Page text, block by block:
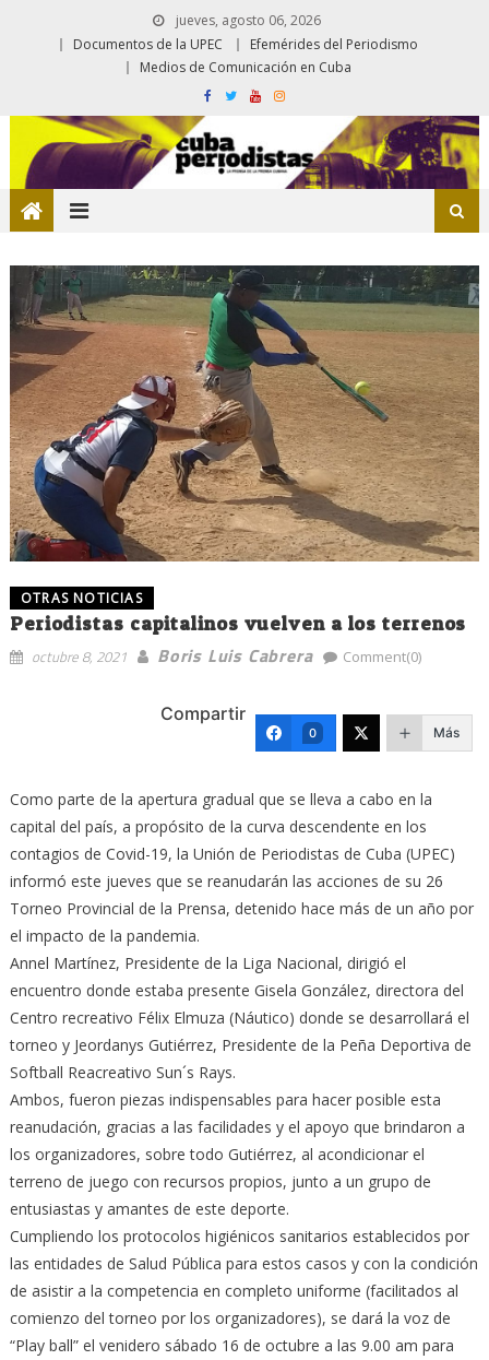
jueves, agosto 06, 2026
Documentos de la UPEC
Efemérides del Periodismo
Medios de Comunicación en Cuba
OTRAS NOTICIAS
Periodistas capitalinos vuelven a los terrenos
octubre 8, 2021 Boris Luis Cabrera Comment(0)
Compartir
0 Más
Como parte de la apertura gradual que se lleva a cabo en la
capital del país, a propósito de la curva descendente en los
contagios de Covid-19, la Unión de Periodistas de Cuba (UPEC)
informó este jueves que se reanudarán las acciones de su 26
Torneo Provincial de la Prensa, detenido hace más de un año por
el impacto de la pandemia.
Annel Martínez, Presidente de la Liga Nacional, dirigió el
encuentro donde estaba presente Gisela González, directora del
Centro recreativo Félix Elmuza (Náutico) donde se desarrollará el
torneo y Jeordanys Gutiérrez, Presidente de la Peña Deportiva de
Softball Reacreativo Sun´s Rays.
Ambos, fueron piezas indispensables para hacer posible esta
reanudación, gracias a las facilidades y el apoyo que brindaron a
los organizadores, sobre todo Gutiérrez, al acondicionar el
terreno de juego con recursos propios, junto a un grupo de
entusiastas y amantes de este deporte.
Cumpliendo los protocolos higiénicos sanitarios establecidos por
las entidades de Salud Pública para estos casos y con la condición
de asistir a la competencia en completo uniforme (facilitados al
comienzo del torneo por los organizadores), se dará la voz de
“Play ball” el venidero sábado 16 de octubre a las 9.00 am para